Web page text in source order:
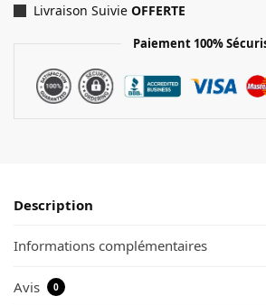
Livraison Suivie OFFERTE
Paiement 100%
Description
Informations complémentaires
Avis 0